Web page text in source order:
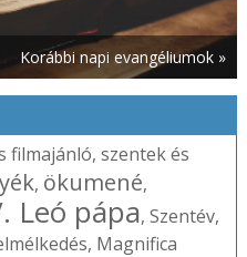
Korábbi napi evangéliumok »
filmajánló, szentek és
, ökumené,
Leó pápa, Szentév,
, Magnifica